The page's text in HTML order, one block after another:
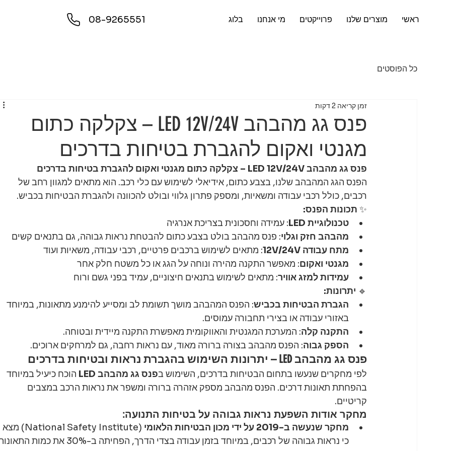
ראשי מוצרים שלנו פרוייקטים מי אנחנו בלוג 08-9265551
כל הפוסטים
פנס גג מהבהב LED 12V/24V – צקלקה כתום
מגנטי ואקום להגברת בטיחות בדרכים
זמן קריאה 2 דקות
פנס גג מהבהב LED 12V/24V – צקלקה כתום מגנטי ואקום להגברת בטיחות בדרכים
הפנס הגג המהבהב שלנו, בצבע כתום, אידיאלי לשימוש עם כלי רכב. הוא מתאים למגוון רחב של
רכבים, כולל רכבי עבודה ומשאיות, ומספק פתרון גלווי ובולט להכוונה ולהגברת הבטיחות בכביש.
✨ תכונות הפנס:
טכנולוגיית LED
: עמידה וחסכונית בצריכת אנרגיה
מהבהב חזק וגלוי: פנס מהבהב בולט בצבע כתום להבטחת נראות גבוהה, גם בתנאים קשים
מתח עבודה 12V/24V
: מתאים לשימוש ברכבים פרטיים, רכבי עבודה, משאיות ועוד
מגנטי ואקום: מאפשר התקנה מהירה ונוחה על הגג או כל משטח חלק אחר
עמידות למזג אוויר: מתאים לשימוש בתנאים חיצוניים, עמיד בפני גשם ורוח
🔹 יתרונות:
הגברת הבטיחות בכביש: הפנס המהבהב מושך תשומת לב ומסייע להימנע מתאונות, במיוחד
באזורי עבודה או בצירי תחבורה עמוסים.
התקנה קלה: המערכת המגנטית והאווקומית מאפשרת התקנה מיידית ובטוחה.
הספק גבוה: הפנס מהבהב בצורה ברורה מאוד, עם נראות רחבה, גם למרחקים ארוכים.
פנס גג מהבהב LED – יתרונות השימוש בהגברת נראות ובטיחות בדרכים
לפי מחקרים שנעשו בתחום הבטיחות בדרכים, השימוש בפנס גג מהבהב LED
הוכח כיעיל במיוחד
בהפחתת תאונות דרכים. הפנס מהבהב מספק אזהרה ברורה ומשפר את נראות הרכב במצבים
קריטיים.
מחקר אודות השפעת נראות גבוהה על בטיחות התנועה:
מחקר שנעשה ב-2019 על ידי מכון הבטיחות הלאומי
(National Safety Institute) מצא
כי נראות גבוהה של רכבים, במיוחד בזמן עבודה בצדי הדרך, הפחיתה ב-30% את כמות